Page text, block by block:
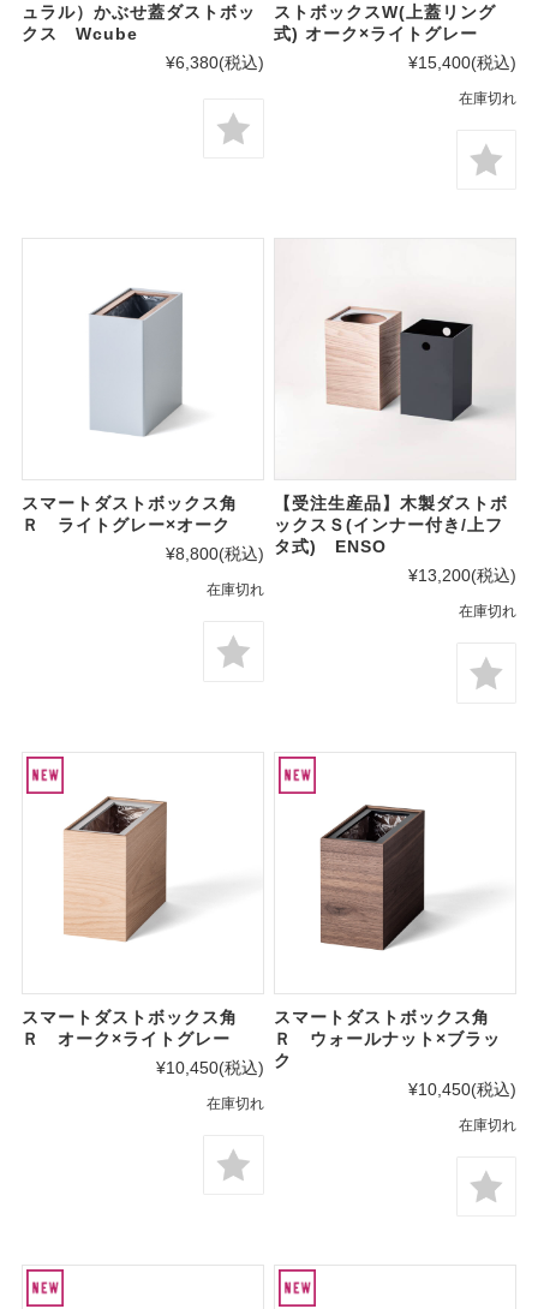
ュラル）かぶせ蓋ダストボッ
クス Wcube
¥6,380(税込)
ストボックスW(上蓋リング
式) オーク×ライトグレー
¥15,400(税込)
在庫切れ
スマートダストボックス角
Ｒ ライトグレー×オーク
¥8,800(税込)
在庫切れ
【受注生産品】木製ダストボ
ックスＳ(インナー付き/上フ
タ式) ENSO
¥13,200(税込)
在庫切れ
スマートダストボックス角
Ｒ オーク×ライトグレー
¥10,450(税込)
在庫切れ
スマートダストボックス角
Ｒ ウォールナット×ブラッ
ク
¥10,450(税込)
在庫切れ